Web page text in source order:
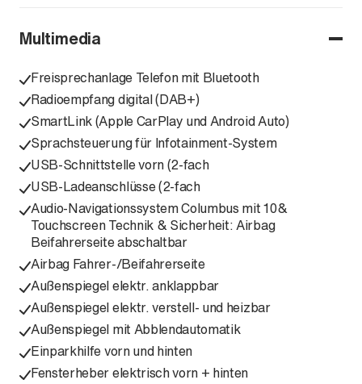
Multimedia
Freisprechanlage Telefon mit Bluetooth
Radioempfang digital (DAB+)
SmartLink (Apple CarPlay und Android Auto)
Sprachsteuerung für Infotainment-System
USB-Schnittstelle vorn (2-fach
USB-Ladeanschlüsse (2-fach
Audio-Navigationssystem Columbus mit 10&
Touchscreen Technik & Sicherheit: Airbag
Beifahrerseite abschaltbar
Airbag Fahrer-/Beifahrerseite
Außenspiegel elektr. anklappbar
Außenspiegel elektr. verstell- und heizbar
Außenspiegel mit Abblendautomatik
Einparkhilfe vorn und hinten
Fensterheber elektrisch vorn + hinten